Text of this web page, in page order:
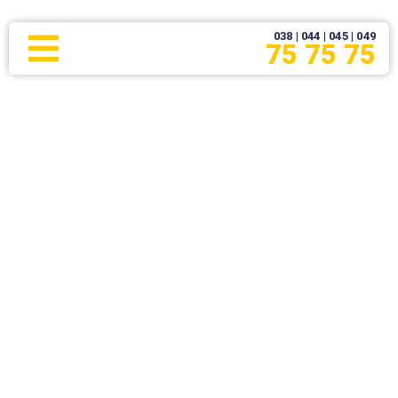
038 | 044 | 045 | 049
75 75 75